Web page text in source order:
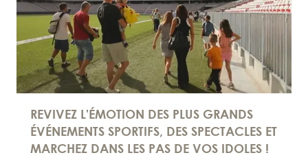
REVIVEZ L'ÉMOTION DES PLUS GRANDS
ÉVÉNEMENTS SPORTIFS, DES SPECTACLES ET
MARCHEZ DANS LES PAS DE VOS IDOLES !